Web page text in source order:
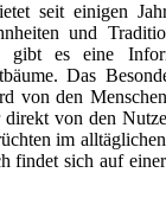
seit einigen
und
gibt es eine
Das
von den
direkt von den
im
findet sich auf